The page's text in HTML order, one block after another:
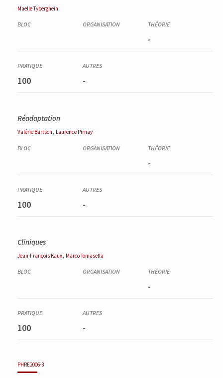
MaelleTyberghein
-
100 -
Réadaptation
Valérie Bartsch, Laurence Pirnay
-
100 -
Cliniques
Jean-François Kaux, MarcoTomasella
-
100 -
PHRE2006-3